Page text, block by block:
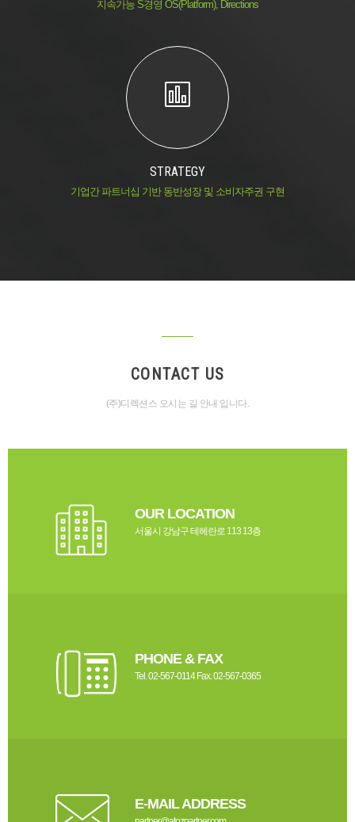
지속가능 S경영 OS(Platform), Directions
STRATEGY
기업간 파트너십 기반 동반성장 및 소비자주권 구현
CONTACT US
(주)디렉션스 오시는 길 안내 입니다.
OUR LOCATION
서울시 강남구 테헤란로 113 13층
PHONE & FAX
Tel. 02-567-0114 Fax. 02-567-0365
E-MAIL ADDRESS